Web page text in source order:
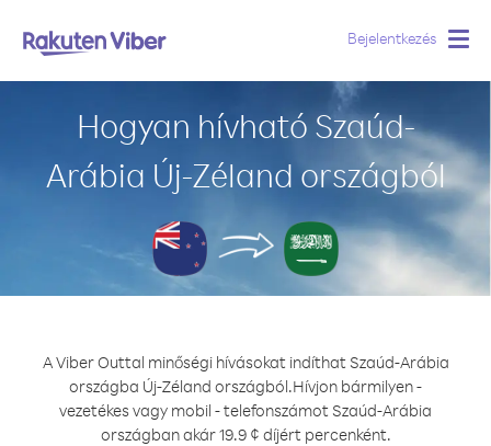
Bejelentkezés
Hogyan hívható Szaúd-
Arábia Új-Zéland országból
A Viber Outtal minőségi hívásokat indíthat Szaúd-Arábia
országba Új-Zéland országból.Hívjon bármilyen -
vezetékes vagy mobil - telefonszámot Szaúd-Arábia
országban akár 19.9 ¢ díjért percenként.